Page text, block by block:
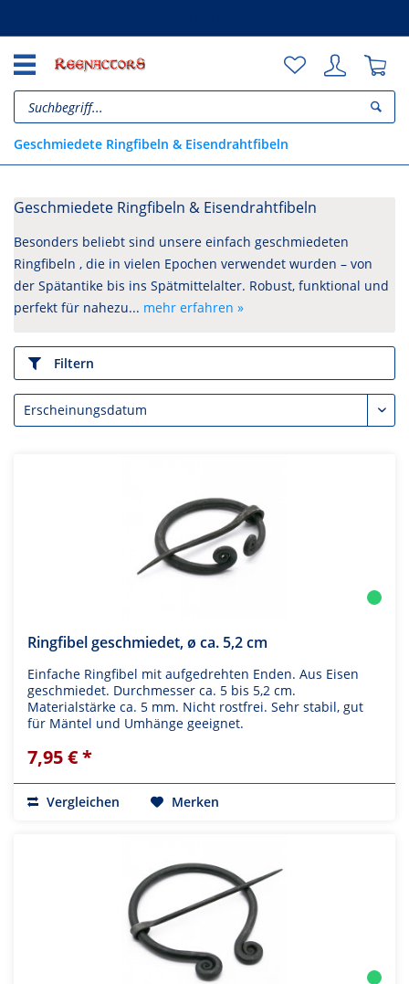
Geschmiedete Ringfibeln & Eisendrahtfibeln
Geschmiedete Ringfibeln & Eisendrahtfibeln
Besonders beliebt sind unsere einfach geschmiedeten
Ringfibeln , die in vielen Epochen verwendet wurden – von
der Spätantike bis ins Spätmittelalter. Robust, funktional und
perfekt für nahezu... mehr erfahren »
Filtern
Ringfibel geschmiedet, ø ca. 5,2 cm
Einfache Ringfibel mit aufgedrehten Enden. Aus Eisen
geschmiedet. Durchmesser ca. 5 bis 5,2 cm.
Materialstärke ca. 5 mm. Nicht rostfrei. Sehr stabil, gut
für Mäntel und Umhänge geeignet.
7,95 € *
Vergleichen Merken